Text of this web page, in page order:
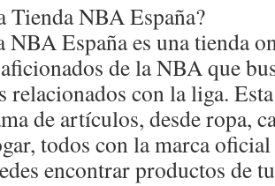
Tienda NBA España?
NBA España es una tienda
de la NBA que
relacionados con la liga.
de artículos, desde ropa,
todos con la marca
encontrar productos de